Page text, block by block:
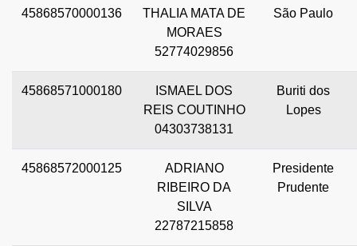
45868570000136
THALIA MATA DE
MORAES
52774029856
São Paulo
45868571000180
ISMAEL DOS
REIS COUTINHO
04303738131
Buriti dos
Lopes
45868572000125
ADRIANO
RIBEIRO DA
SILVA
22787215858
Presidente
Prudente